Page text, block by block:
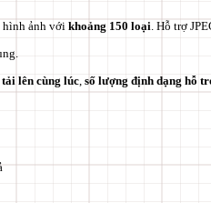
hình ảnh vớikhoảng 150 loại. Hỗ trợ
lên cùng lúc, số lượng định dạng hỗ